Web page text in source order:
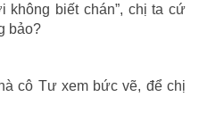
không biết chán”, chị ta cứ
bảo?
cô Tư xem bức vẽ, để chị